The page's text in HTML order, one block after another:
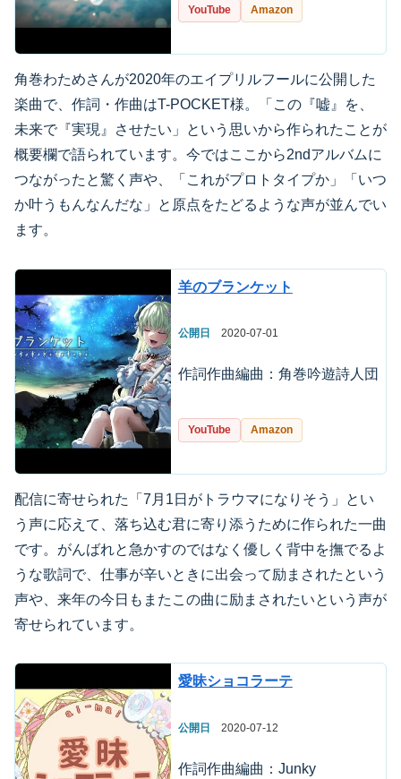
YouTube Amazon
角巻わためさんが2020年のエイプリルフールに公開した
楽曲で、作詞・作曲はT-POCKET様。「この『嘘』を、
未来で『実現』させたい」という思いから作られたことが
概要欄で語られています。今ではここから2ndアルバムに
つながったと驚く声や、「これがプロトタイプか」「いつ
か叶うもんなんだな」と原点をたどるような声が並んでい
ます。
羊のブランケット
公開日 2020-07-01
作詞作曲編曲：角巻吟遊詩人団
YouTube Amazon
配信に寄せられた「7月1日がトラウマになりそう」とい
う声に応えて、落ち込む君に寄り添うために作られた一曲
です。がんばれと急かすのではなく優しく背中を撫でるよ
うな歌詞で、仕事が辛いときに出会って励まされたという
声や、来年の今日もまたこの曲に励まされたいという声が
寄せられています。
愛昧ショコラーテ
公開日 2020-07-12
作詞作曲編曲：Junky